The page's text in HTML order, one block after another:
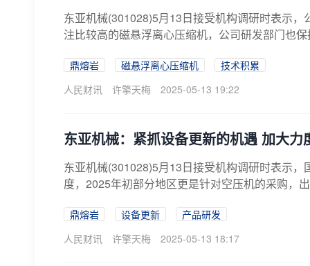
东亚机械(301028)5月13日接受机构调研时表示
注比较高的磁悬浮离心压缩机，公司研发部门也
鼎熔岩 磁悬浮离心压缩机
技术积累
人民财讯
许擎天梅 2025-05-13 19:22
东亚机械：紧抓设备更新的机遇 加大
东亚机械(301028)5月13日接受机构调研时表示
度，2025年初部分地区更是针对空压机的采购，
鼎熔岩 设备更新
产品研发
人民财讯
许擎天梅 2025-05-13 18:17